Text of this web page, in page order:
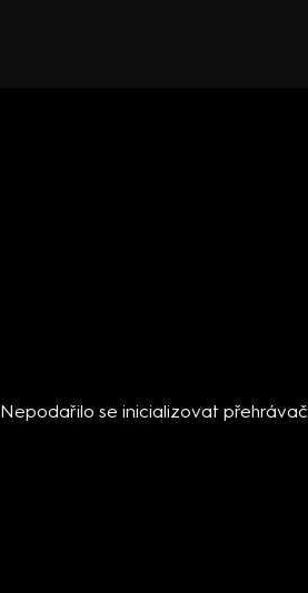
Nepodařilo se inicializovat přehrávač